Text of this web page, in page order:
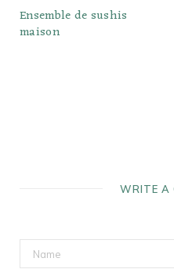
Ensemble de sushis
maison
WRITE A